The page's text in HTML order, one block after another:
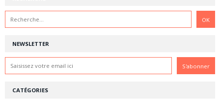
NEWSLETTER
CATÉGORIES